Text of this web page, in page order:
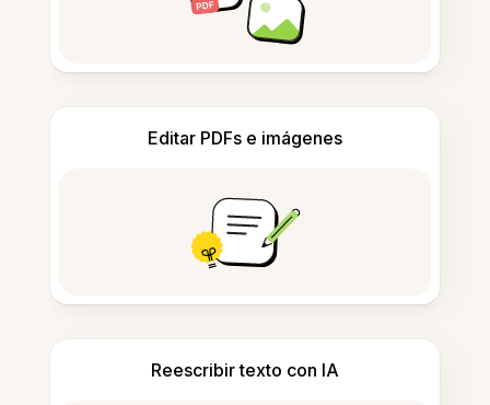
Editar PDFs e imágenes
Reescribir texto con IA